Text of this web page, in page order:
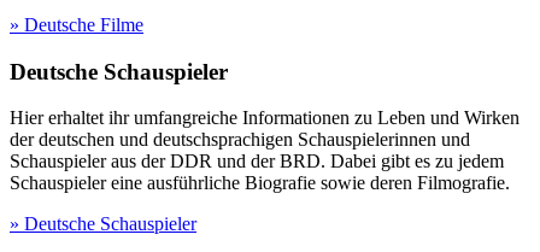
» Deutsche Filme
Deutsche Schauspieler
Hier erhaltet ihr umfangreiche Informationen zu Leben und Wirken
der deutschen und deutschsprachigen Schauspielerinnen und
Schauspieler aus der DDR und der BRD. Dabei gibt es zu jedem
Schauspieler eine ausführliche Biografie sowie deren Filmografie.
» Deutsche Schauspieler